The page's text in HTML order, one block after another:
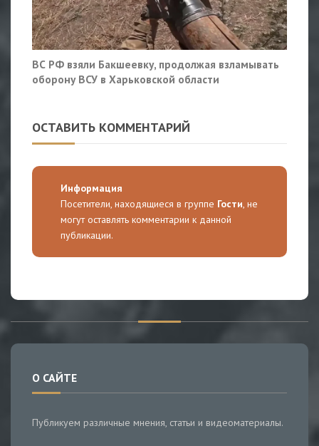
ВС РФ взяли Бакшеевку, продолжая взламывать
оборону ВСУ в Харьковской области
ОСТАВИТЬ КОММЕНТАРИЙ
Информация
Посетители, находящиеся в группе Гости, не
могут оставлять комментарии к данной
публикации.
О САЙТЕ
Публикуем различные мнения, статьи и видеоматериалы.